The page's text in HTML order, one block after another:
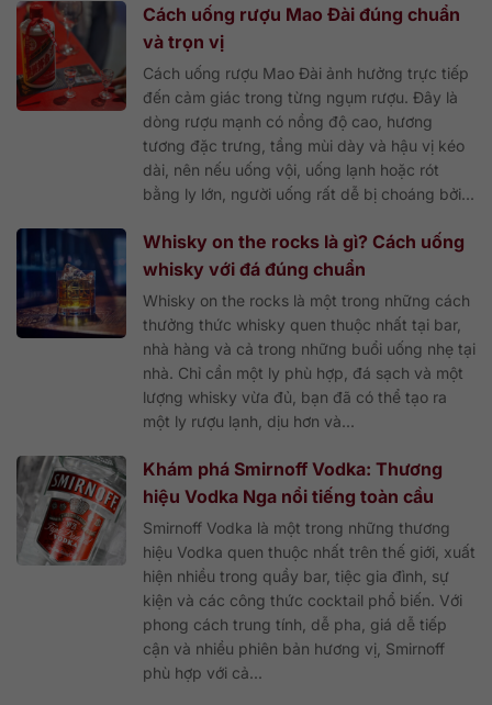
Cách uống rượu Mao Đài đúng chuẩn
và trọn vị
Cách uống rượu Mao Đài ảnh hưởng trực tiếp
đến cảm giác trong từng ngụm rượu. Đây là
dòng rượu mạnh có nồng độ cao, hương
tương đặc trưng, tầng mùi dày và hậu vị kéo
dài, nên nếu uống vội, uống lạnh hoặc rót
bằng ly lớn, người uống rất dễ bị choáng bởi...
Whisky on the rocks là gì? Cách uống
whisky với đá đúng chuẩn
Whisky on the rocks là một trong những cách
thưởng thức whisky quen thuộc nhất tại bar,
nhà hàng và cả trong những buổi uống nhẹ tại
nhà. Chỉ cần một ly phù hợp, đá sạch và một
lượng whisky vừa đủ, bạn đã có thể tạo ra
một ly rượu lạnh, dịu hơn và...
Khám phá Smirnoff Vodka: Thương
hiệu Vodka Nga nổi tiếng toàn cầu
Smirnoff Vodka là một trong những thương
hiệu Vodka quen thuộc nhất trên thế giới, xuất
hiện nhiều trong quầy bar, tiệc gia đình, sự
kiện và các công thức cocktail phổ biến. Với
phong cách trung tính, dễ pha, giá dễ tiếp
cận và nhiều phiên bản hương vị, Smirnoff
phù hợp với cả...